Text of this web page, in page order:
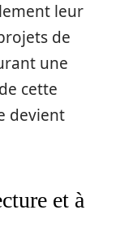
leur
de
une
cette
devient
et à